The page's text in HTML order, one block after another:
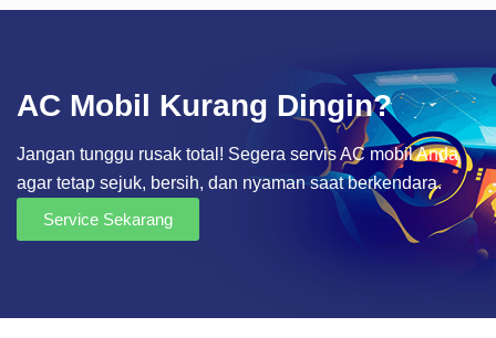
AC Mobil Kurang Dingin?
Jangan tunggu rusak total! Segera servis AC mobil Anda
agar tetap sejuk, bersih, dan nyaman saat berkendara.
Service Sekarang